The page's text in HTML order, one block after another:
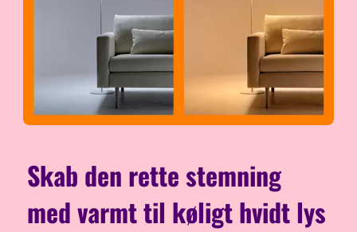
Skab den rette stemning
med varmt til køligt hvidt lys